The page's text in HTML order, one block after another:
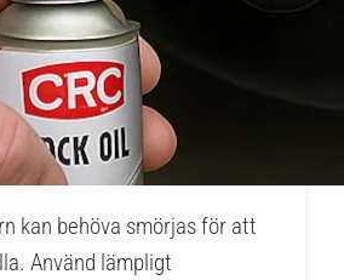
kan behöva smörjas för att
Använd lämpligt